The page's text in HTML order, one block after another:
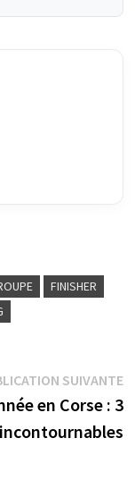
FINISHER
SUIVANTE
en Corse : 3